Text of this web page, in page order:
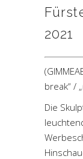
2021
break“ /
Die